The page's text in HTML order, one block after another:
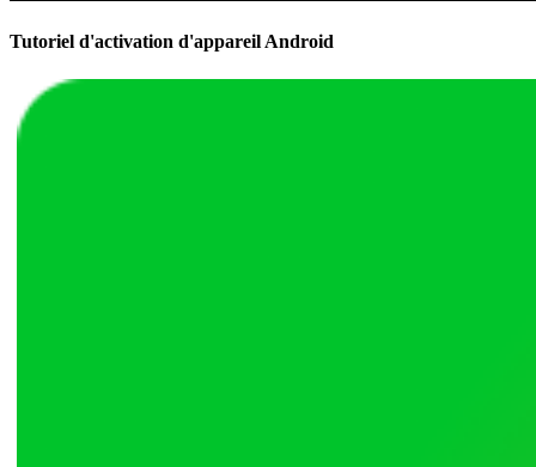
Tutoriel d'activation d'appareil Android